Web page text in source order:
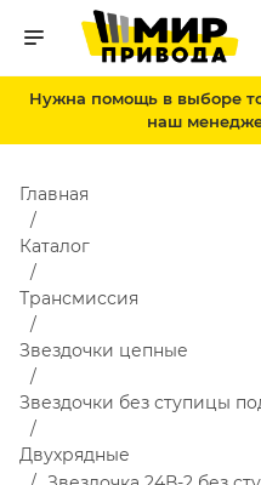
Нужна помощь в выборе
наш
Главная
Каталог
Трансмиссия
Звездочки цепные
Звездочки без ступицы
Двухрядные